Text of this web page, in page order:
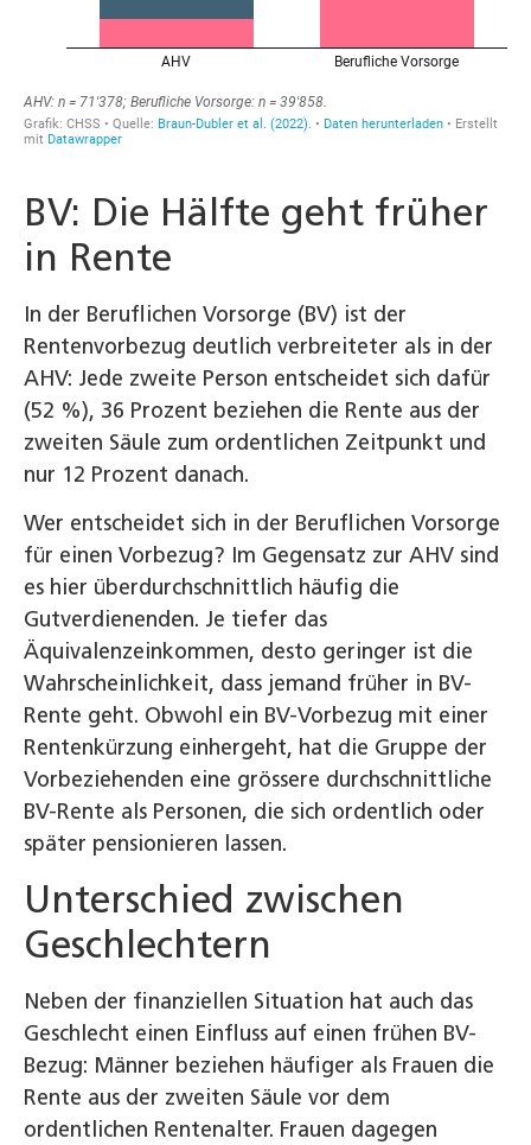
BV: Die Hälfte geht früher
in Rente
In der Beruflichen Vorsorge (BV) ist der
Rentenvorbezug deutlich verbreiteter als in der
AHV: Jede zweite Person entscheidet sich dafür
(52 %), 36 Prozent beziehen die Rente aus der
zweiten Säule zum ordentlichen Zeitpunkt und
nur 12 Prozent danach.
Wer entscheidet sich in der Beruflichen Vorsorge
für einen Vorbezug? Im Gegensatz zur AHV sind
es hier überdurchschnittlich häufig die
Gutverdienenden. Je tiefer das
Äquivalenzeinkommen, desto geringer ist die
Wahrscheinlichkeit, dass jemand früher in BV-
Rente geht. Obwohl ein BV-Vorbezug mit einer
Rentenkürzung einhergeht, hat die Gruppe der
Vorbeziehenden eine grössere durchschnittliche
BV-Rente als Personen, die sich ordentlich oder
später pensionieren lassen.
Unterschied zwischen
Geschlechtern
Neben der finanziellen Situation hat auch das
Geschlecht einen Einfluss auf einen frühen BV-
Bezug: Männer beziehen häufiger als Frauen die
Rente aus der zweiten Säule vor dem
ordentlichen Rentenalter. Frauen dagegen